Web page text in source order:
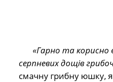
«Гарно та корисно
серпневих дощів
смачну грибну юшку,